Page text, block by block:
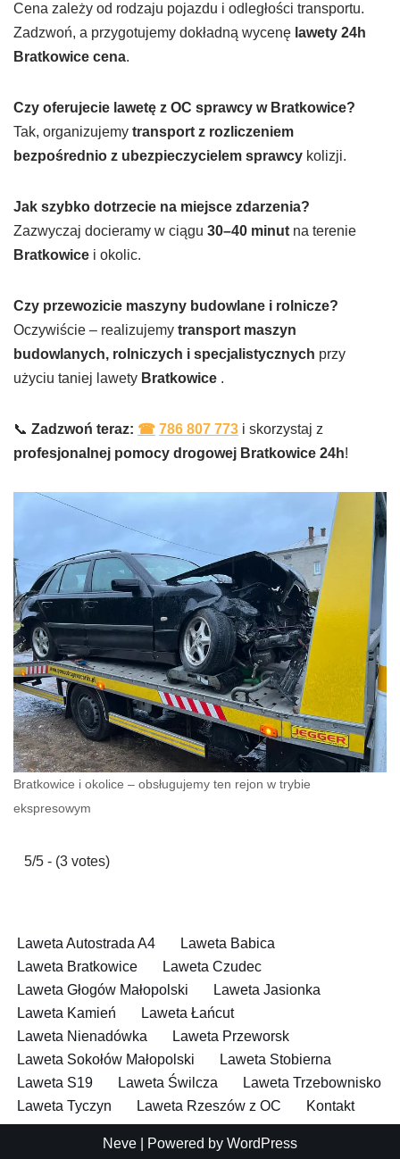
Cena zależy od rodzaju pojazdu i odległości transportu.
Zadzwoń, a przygotujemy dokładną wycenę lawety 24h
Bratkowice cena.
Czy oferujecie lawetę z OC sprawcy w Bratkowice?
Tak, organizujemy transport z rozliczeniem
bezpośrednio z ubezpieczycielem sprawcy kolizji.
Jak szybko dotrzecie na miejsce zdarzenia?
Zazwyczaj docieramy w ciągu 30–40 minut na terenie
Bratkowice i okolic.
Czy przewozicie maszyny budowlane i rolnicze?
Oczywiście – realizujemy transport maszyn
budowlanych, rolniczych i specjalistycznych przy
użyciu taniej lawety Bratkowice .
📞 Zadzwoń teraz: ☎ 786 807 773 i skorzystaj z
profesjonalnej pomocy drogowej Bratkowice 24h!
Bratkowice i okolice – obsługujemy ten rejon w trybie
ekspresowym
5/5 - (3 votes)
Laweta Autostrada A4
Laweta Babica
Laweta Bratkowice
Laweta Czudec
Laweta Głogów Małopolski
Laweta Jasionka
Laweta Kamień
Laweta Łańcut
Laweta Nienadówka
Laweta Przeworsk
Laweta Sokołów Małopolski
Laweta Stobierna
Laweta S19
Laweta Świlcza
Laweta Trzebownisko
Laweta Tyczyn
Laweta Rzeszów z OC Kontakt
Neve | Powered by WordPress